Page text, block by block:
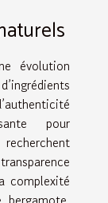
évolution
pour
complexité